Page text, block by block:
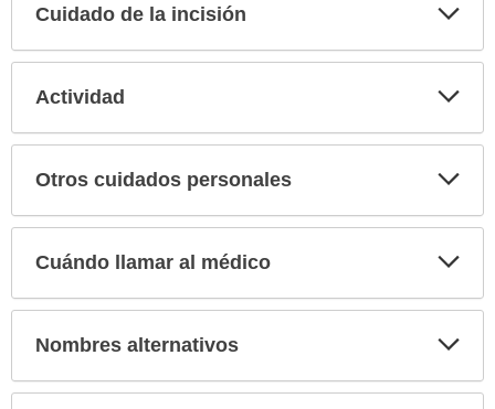
Cuidado de la incisión
Actividad
Otros cuidados personales
Cuándo llamar al médico
Nombres alternativos